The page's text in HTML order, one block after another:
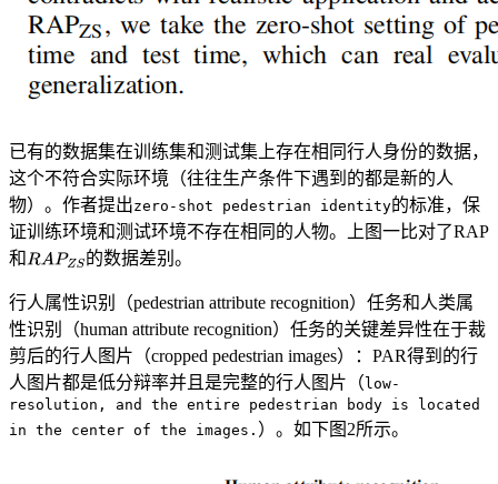
已有的数据集在训练集和测试集上存在相同行人身份的数据，
这个不符合实际环境（往往生产条件下遇到的都是新的人
物）。作者提出zero-shot pedestrian identity的标准，保
证训练环境和测试环境不存在相同的人物。上图一比对了RAP
和
的数据差别。
行人属性识别（pedestrian attribute recognition）任务和人类属
性识别（human attribute recognition）任务的关键差异性在于裁
剪后的行人图片（cropped pedestrian images）：PAR得到的行
人图片都是低分辩率并且是完整的行人图片（ low-
resolution, and the entire pedestrian body is located
in the center of the images. ）。如下图2所示。